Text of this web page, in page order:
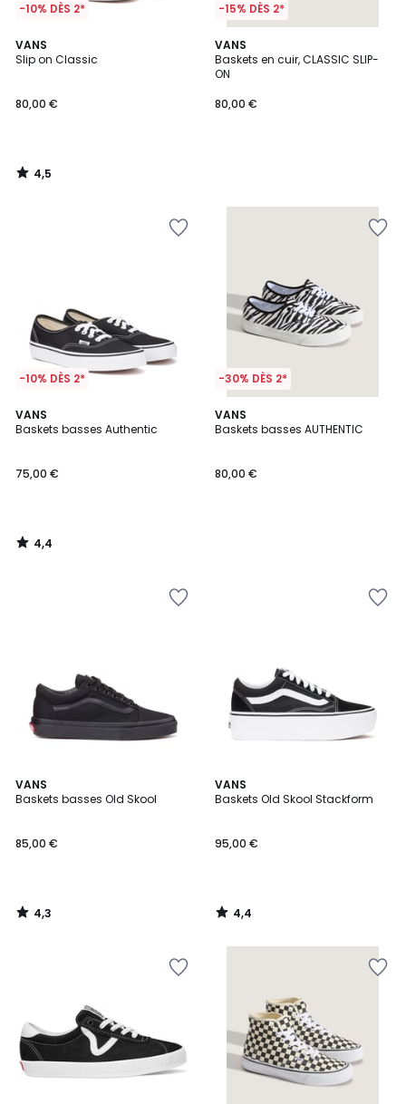
-10% DÈS 2*
VANS
Slip on Classic
80,00 €
4,5
/ 5
4,5
/
-15% DÈS 2*
VANS
Baskets en cuir, CLASSIC SLIP-
ON
80,00 €
-10% DÈS 2*
VANS
Baskets basses Authentic
75,00 €
4,4
/ 5
4,4
/
-30% DÈS 2*
VANS
Baskets basses AUTHENTIC
80,00 €
VANS
Baskets basses Old Skool
85,00 €
4,3
/ 5
4,3
/
VANS
Baskets Old Skool Stackform
95,00 €
4,4
/ 5
4,4
/